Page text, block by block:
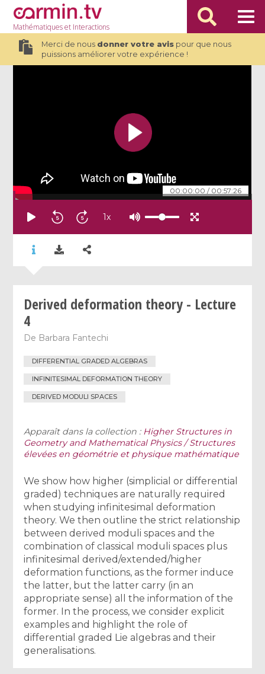
Mathématiqueset Interactions
Merci de nous donner votre avispour que nous
puissions améliorer votre expérience !
00:00:00 / 00:57:26
1x
Derived deformation theory - Lecture
4
De Barbara Fantechi
DIFFERENTIAL GRADED ALGEBRAS
INFINITESIMAL DEFORMATION THEORY
DERIVED MODULI SPACES
Apparaît dans la collection : Higher Structures in
Geometry and Mathematical Physics / Structures
élevées en géométrie et physique mathématique
We show how higher (simplicial or differential
graded) techniques are naturally required
when studying infinitesimal deformation
theory. We then outline the strict relationship
between derived moduli spaces and the
combination of classical moduli spaces plus
infinitesimal derived/extended/higher
deformation functions, as the former induce
the latter, but the latter carry (in an
appropriate sense) all the information of the
former. In the process, we consider explicit
examples and highlight the role of
differential graded Lie algebras and their
generalisations.